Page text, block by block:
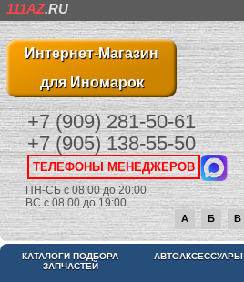
111AZ.RU
Интернет-Магазин
для Иномарок
+7 (909) 281-50-61
+7 (905) 138-55-50
ТЕЛЕФОНЫ МЕНЕДЖЕРОВ
ПН-СБ с 08:00 до 20:00
ВС с 08:00 до 19:00
А Б В
КАТАЛОГИ ПОДБОРА
ЗАПЧАСТЕЙ
АВТОАКСЕССУАРЫ